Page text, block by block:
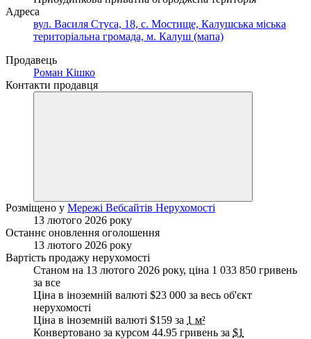
Адреса
вул. Василя Стуса, 18, с. Мостище, Калушська міська
територіальна громада, м. Калуш (мапа)
Продавець
Роман Кішко
Контакти продавця
Розміщено у Мережі Вебсайтів Нерухомості
13 лютого 2026 року
Останнє оновлення оголошення
13 лютого 2026 року
Вартість продажу нерухомості
Станом на 13 лютого 2026 року, ціна 1 033 850 гривень
за все
Ціна в іноземній валюті $23 000 за весь об'єкт
нерухомості
Ціна в іноземній валюті $159 за 1 м²
Конвертовано за курсом 44.95 гривень за $1